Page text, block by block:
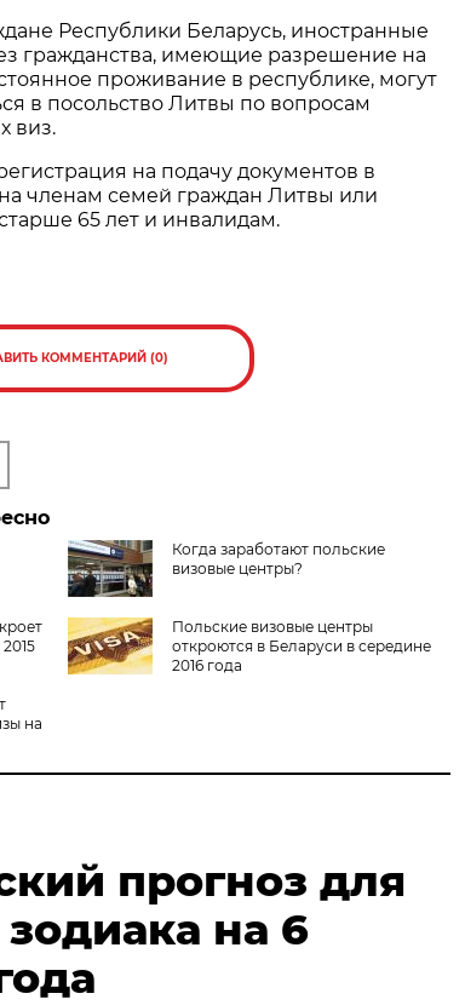
Республики Беларусь, иностранные
гражданства, имеющие разрешение на
проживание в республике, могут
в посольство Литвы по вопросам
виз.
на подачу документов в
членам семей граждан Литвы или
65 лет и инвалидам.
КОММЕНТАРИЙ (0)
Когда заработают польские
визовые центры?
Польские визовые центры
откроются в Беларуси в середине
2016 года
на
прогноз для
на 6